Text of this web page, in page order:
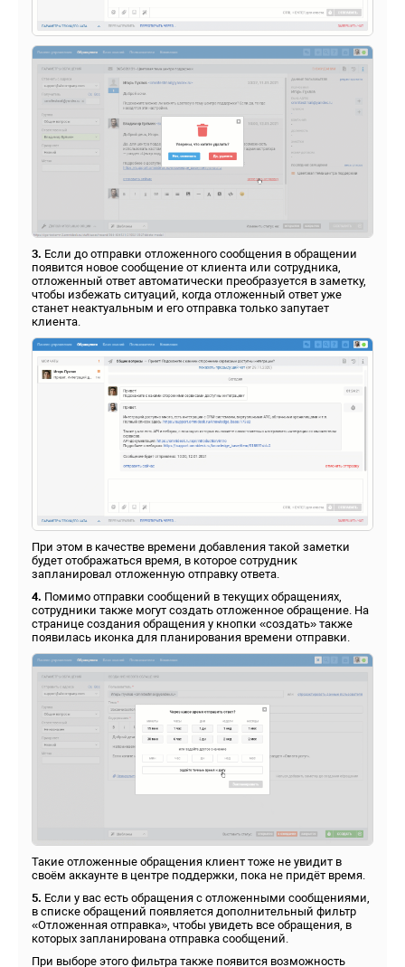
3. Если до отправки отложенного сообщения в обращении
появится новое сообщение от клиента или сотрудника,
отложенный ответ автоматически преобразуется в заметку,
чтобы избежать ситуаций, когда отложенный ответ уже
станет неактуальным и его отправка только запутает
клиента.
При этом в качестве времени добавления такой заметки
будет отображаться время, в которое сотрудник
запланировал отложенную отправку ответа.
4. Помимо отправки сообщений в текущих обращениях,
сотрудники также могут создать отложенное обращение. На
странице создания обращения у кнопки «создать» также
появилась иконка для планирования времени отправки.
Такие отложенные обращения клиент тоже не увидит в
своём аккаунте в центре поддержки, пока не придёт время.
5. Если у вас есть обращения с отложенными сообщениями,
в списке обращений появляется дополнительный фильтр
«Отложенная отправка», чтобы увидеть все обращения, в
которых запланирована отправка сообщений.
При выборе этого фильтра также появится возможность